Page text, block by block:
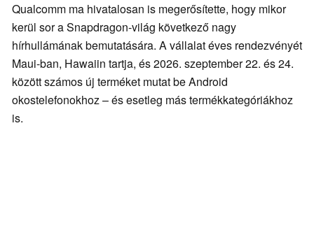
Qualcomm ma hivatalosan is megerősítette, hogy mikor
kerül sor a Snapdragon-világ következő nagy
hírhullámának bemutatására. A vállalat éves rendezvényét
Maui-ban, Hawaiin tartja, és 2026. szeptember 22. és 24.
között számos új terméket mutat be Android
okostelefonokhoz – és esetleg más termékkategóriákhoz
is.